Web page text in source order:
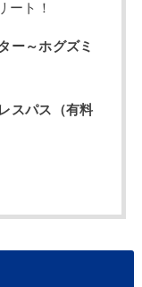
ート！
ー～ホグズミ
スパス（有料